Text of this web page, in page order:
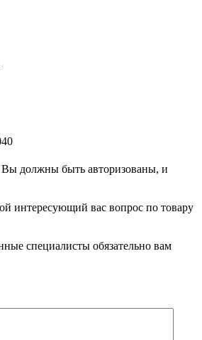
должны быть авторизованы, и
интересующий вас вопрос по товару
специалисты обязательно вам